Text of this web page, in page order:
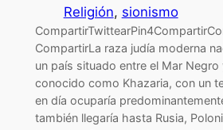
Religión, sionismo
CompartirLa raza judía moderna
un país situado entre el Mar Negro
conocido como Khazaria, con un
en día ocuparía
también llegaría hasta Rusia,